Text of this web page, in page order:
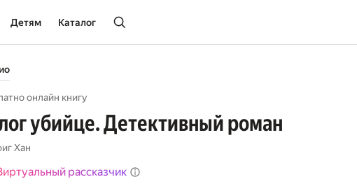
Детям Каталог
онлайн книгу
убийце. Детективный роман
Хан
рассказчик